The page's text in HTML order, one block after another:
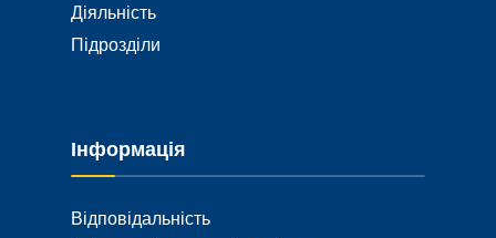
Діяльність
Підрозділи
Інформація
Відповідальність